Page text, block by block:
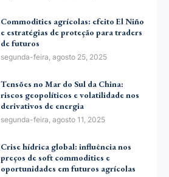
Commodities agrícolas: efeito El Niño
e estratégias de proteção para traders
de futuros
segunda-feira, agosto 25, 2025
Tensões no Mar do Sul da China:
riscos geopolíticos e volatilidade nos
derivativos de energia
segunda-feira, agosto 11, 2025
Crise hídrica global: influência nos
preços de soft commodities e
oportunidades em futuros agrícolas